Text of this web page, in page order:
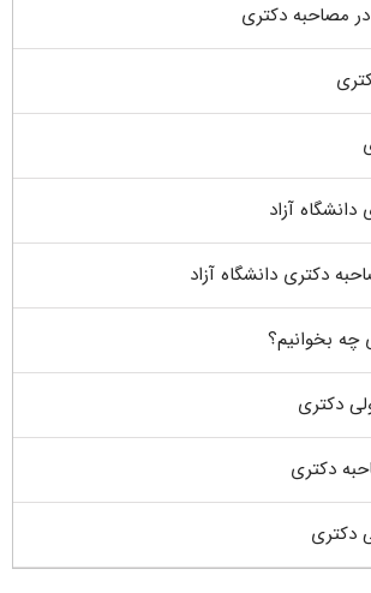
در مصاحبه دکتری
آزاد
دکتری دانشگاه آزاد
چه بخوانیم؟
دکتری
دکتری
دکتری